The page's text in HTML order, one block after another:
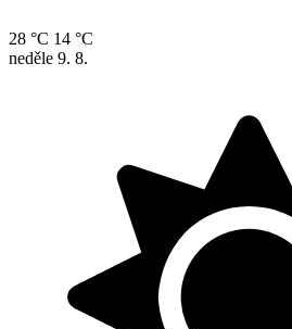
28 °C 14 °C
neděle 9. 8.